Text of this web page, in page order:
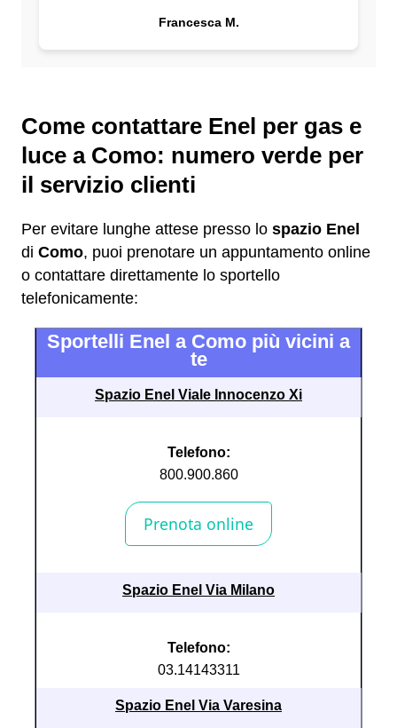
Francesca M.
Come contattare Enel per gas e
luce a Como: numero verde per
il servizio clienti
Per evitare lunghe attese presso lo spazio Enel
di Como, puoi prenotare un appuntamento online
o contattare direttamente lo sportello
telefonicamente:
Sportelli Enel a Como più vicini a
te
Spazio Enel Viale Innocenzo Xi
Telefono:
800.900.860
Spazio Enel Via Milano
Telefono:
03.14143311
Spazio Enel Via Varesina